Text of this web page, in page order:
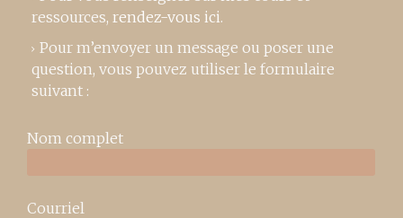
ressources, rendez-vous ici.
Pour m’envoyer un message ou poser une
question, vous pouvez utiliser le formulaire
suivant :
Nom complet
Courriel